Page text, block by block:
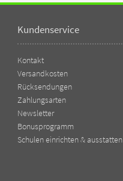
Kundenservice
Kontakt
Versandkosten
Rücksendungen
Zahlungsarten
Newsletter
Bonusprogramm
Schulen einrichten & ausstatten